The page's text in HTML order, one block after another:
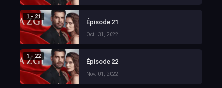
1 - 21
Épisode 21
Oct. 31, 2022
1 - 22
Épisode 22
Nov. 01, 2022